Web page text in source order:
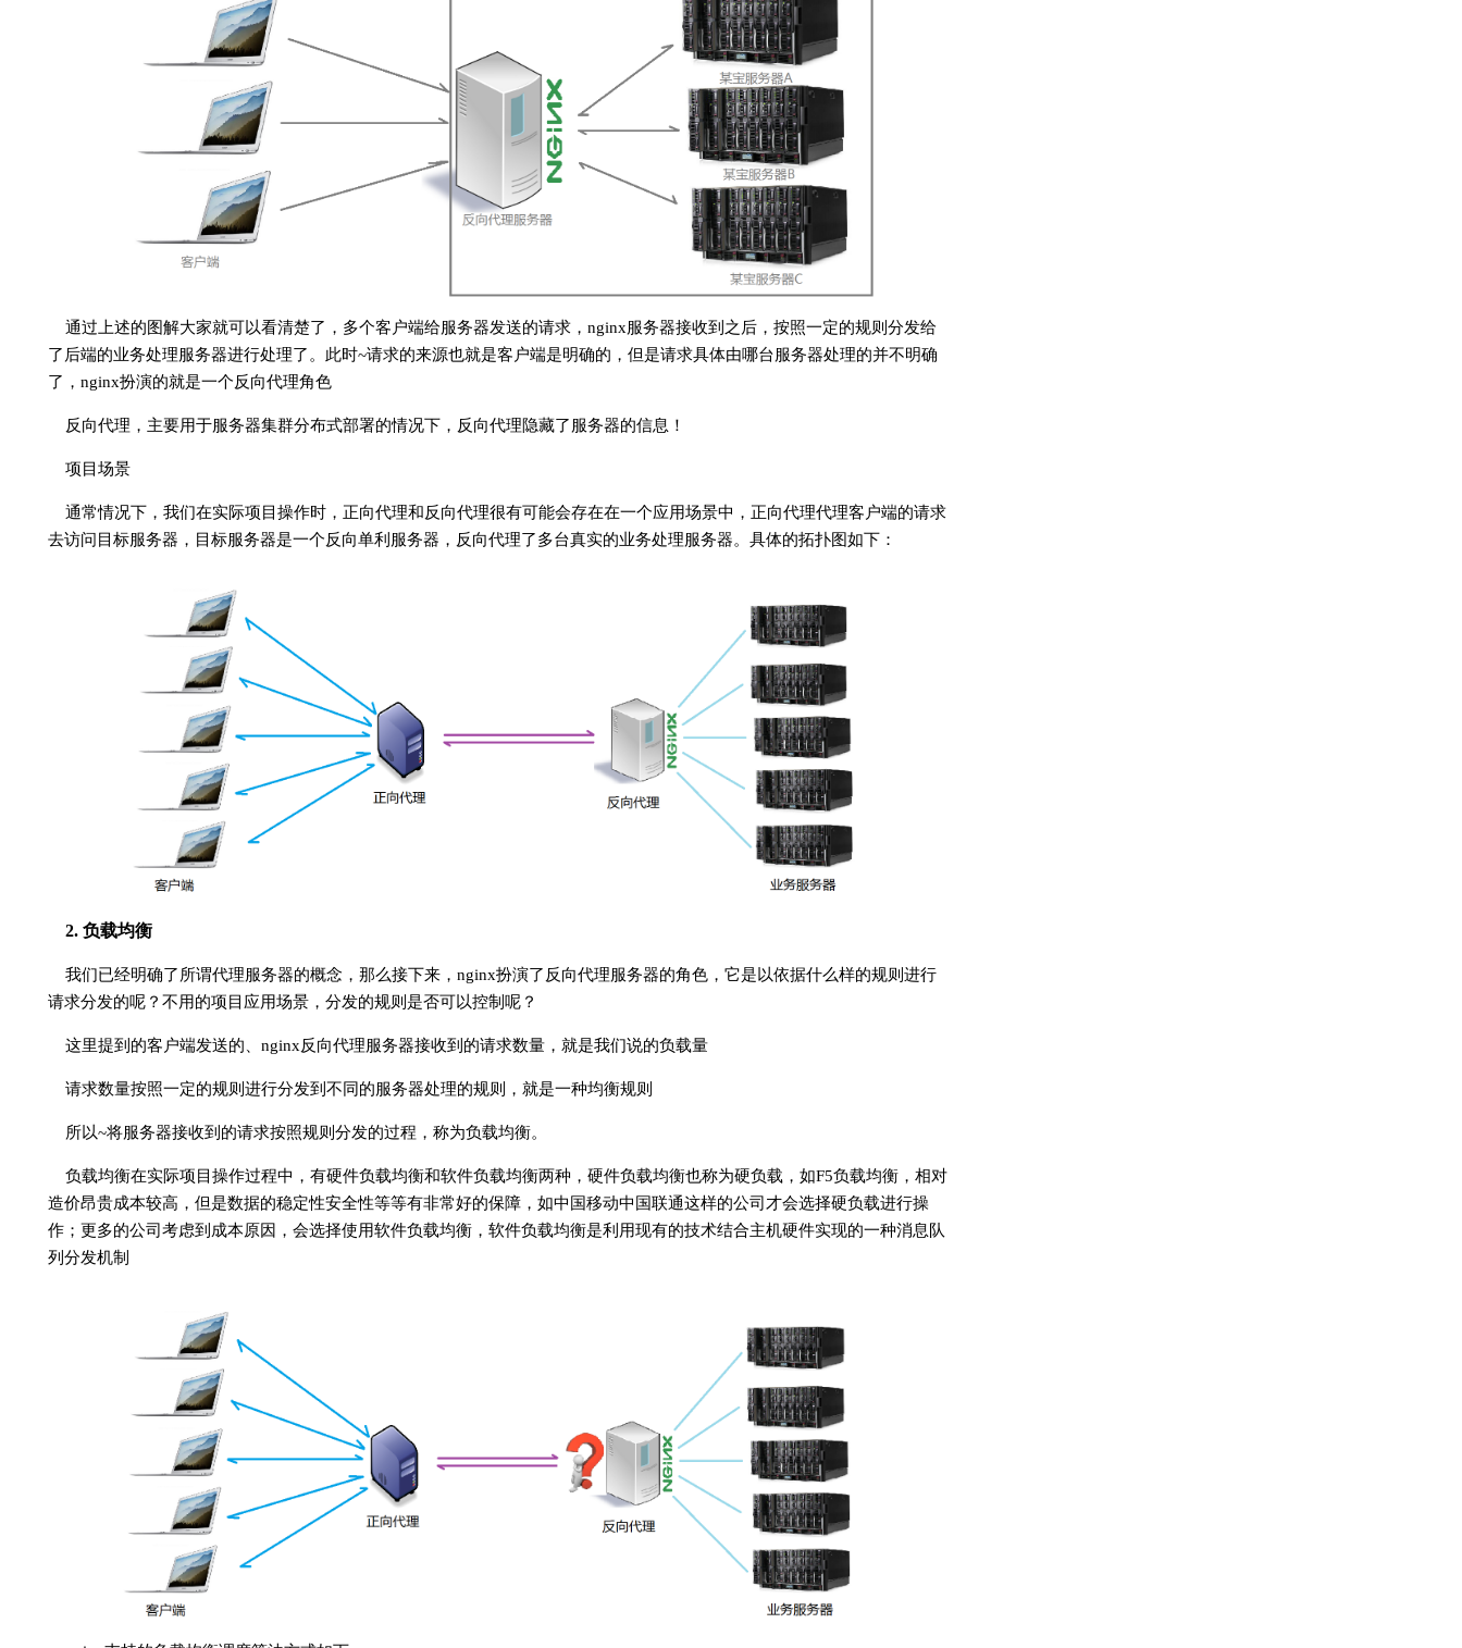
通过上述的图解大家就可以看清楚了，多个客户端给服务器发送的请求，nginx服务器接收到之后，按照一定的规则分发给
了后端的业务处理服务器进行处理了。此时~请求的来源也就是客户端是明确的，但是请求具体由哪台服务器处理的并不明确
了，nginx扮演的就是一个反向代理角色
反向代理，主要用于服务器集群分布式部署的情况下，反向代理隐藏了服务器的信息！
项目场景
通常情况下，我们在实际项目操作时，正向代理和反向代理很有可能会存在在一个应用场景中，正向代理代理客户端的请求
去访问目标服务器，目标服务器是一个反向单利服务器，反向代理了多台真实的业务处理服务器。具体的拓扑图如下：
2. 负载均衡
我们已经明确了所谓代理服务器的概念，那么接下来，nginx扮演了反向代理服务器的角色，它是以依据什么样的规则进行
请求分发的呢？不用的项目应用场景，分发的规则是否可以控制呢？
这里提到的客户端发送的、nginx反向代理服务器接收到的请求数量，就是我们说的负载量
请求数量按照一定的规则进行分发到不同的服务器处理的规则，就是一种均衡规则
所以~将服务器接收到的请求按照规则分发的过程，称为负载均衡。
负载均衡在实际项目操作过程中，有硬件负载均衡和软件负载均衡两种，硬件负载均衡也称为硬负载，如F5负载均衡，相对
造价昂贵成本较高，但是数据的稳定性安全性等等有非常好的保障，如中国移动中国联通这样的公司才会选择硬负载进行操
作；更多的公司考虑到成本原因，会选择使用软件负载均衡，软件负载均衡是利用现有的技术结合主机硬件实现的一种消息队
列分发机制